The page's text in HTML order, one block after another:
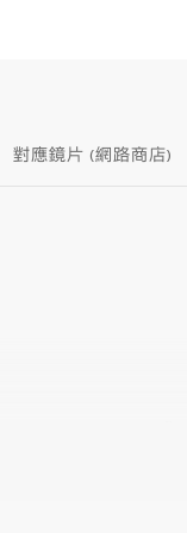
對應鏡片 (網路商店)